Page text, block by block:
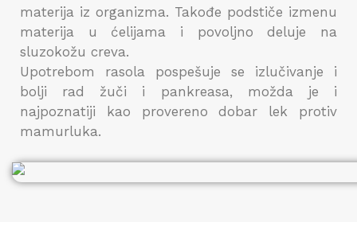
materija iz organizma. Takođe podstiče izmenu
materija u ćelijama i povoljno deluje na
sluzokožu creva.
Upotrebom rasola pospešuje se izlučivanje i
bolji rad žuči i pankreasa, možda je i
najpoznatiji kao provereno dobar lek protiv
mamurluka.